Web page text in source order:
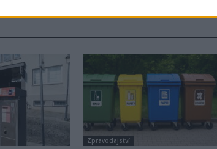
Zpravodajství